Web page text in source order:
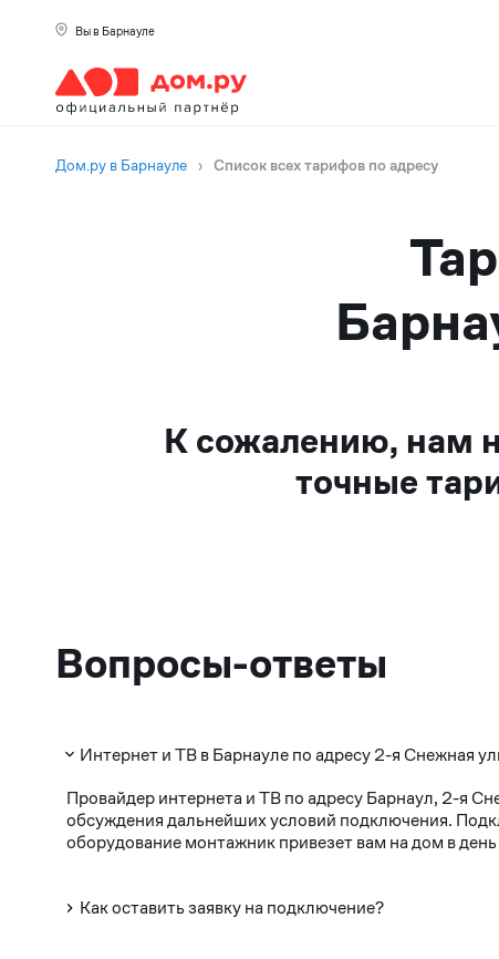
Вы в Барнауле
Дом.ру в Барнауле › Список всех тарифов по адресу
К сожалению, нам
точные
Вопросы-ответы
Интернет и ТВ в Барнауле по адресу 2-я Снежная
Провайдер интернета и ТВ по адресу Барнаул, 2-я
обсуждения дальнейших условий подключения.
оборудование монтажник привезет вам на дом в
Как оставить заявку на подключение?